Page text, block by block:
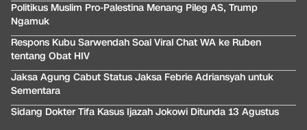
Politikus Muslim Pro-Palestina Menang Pileg AS, Trump
Ngamuk
Respons Kubu Sarwendah Soal Viral Chat WA ke Ruben
tentang Obat HIV
Jaksa Agung Cabut Status Jaksa Febrie Adriansyah untuk
Sementara
Sidang Dokter Tifa Kasus Ijazah Jokowi Ditunda 13 Agustus